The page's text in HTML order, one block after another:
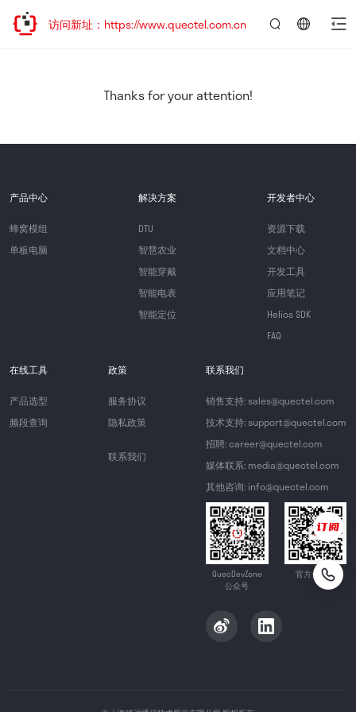
，欢迎访问新址：https://www.quectel.com.cn
Thanks for your attention!
产品中心
蜂窝模组
单板电脑
解决方案
DTU
智慧农业
智能穿戴
智能电表
智能定位
开发者中心
资源下载
文档中心
开发工具
应用笔记
Helios SDK
FAQ
在线工具
产品选型
频段查询
政策
服务协议
隐私政策
联系我们
联系我们
销售支持: sales@quectel.com
技术支持: support@quectel.com
招聘: career@quectel.com
媒体联系: media@quectel.com
其他咨询: info@quectel.com
QuecDevZone
公众号
官方公众号